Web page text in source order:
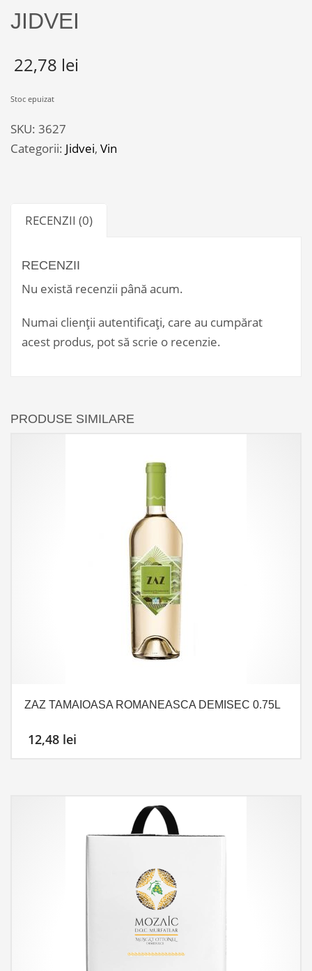
JIDVEI
22,78 lei
Stoc epuizat
SKU: 3627
Categorii: Jidvei, Vin
RECENZII (0)
RECENZII
Nu există recenzii până acum.
Numai clienții autentificați, care au cumpărat
acest produs, pot să scrie o recenzie.
PRODUSE SIMILARE
ZAZ TAMAIOASA ROMANEASCA DEMISEC 0.75L
12,48 lei